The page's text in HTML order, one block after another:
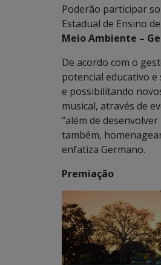
Poderão participar
Estadual de Ensino
Meio Ambiente –
De acordo com o
potencial educativo
e possibilitando
musical, através de
“além de
também,
enfatiza Germano.
Premiação